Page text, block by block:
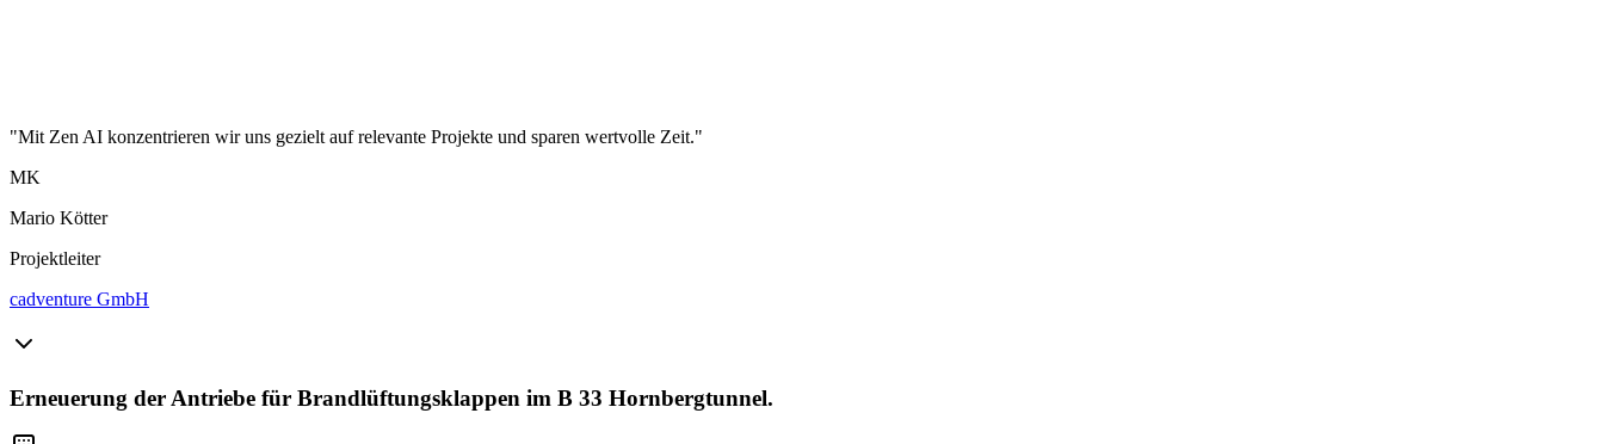
"Mit Zen AI konzentrieren wir uns gezielt auf relevante Projekte und sparen wertvolle Zeit."
MK
Mario Kötter
Projektleiter
cadventure GmbH
Erneuerung der Antriebe für Brandlüftungsklappen im B 33 Hornbergtunnel.